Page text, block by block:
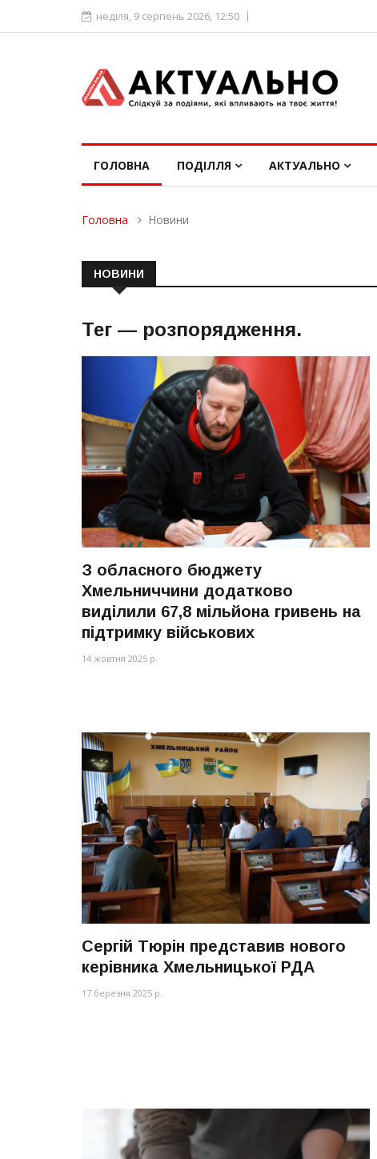
неділя, 9 серпень 2026, 12:50
ГОЛОВНА ПОДІЛЛЯ АКТУАЛЬНО
Головна Новини
НОВИНИ
Тег — розпорядження.
З обласного бюджету
Хмельниччини додатково
виділили 67,8 мільйона гривень на
підтримку військових
14 жовтня 2025 р.
Сергій Тюрін представив нового
керівника Хмельницької РДА
17 березня 2025 р.